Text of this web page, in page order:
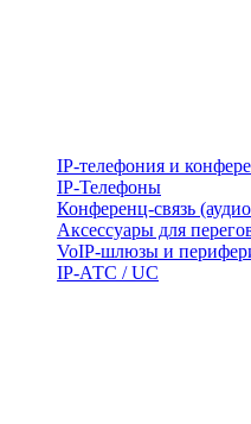
IP-телефония и
IP-Телефоны
Конференц-связь
Аксессуары для
VoIP-шлюзы и
IP-АТС / UC